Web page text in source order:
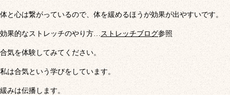
体と心は繋がっているので、体を緩めるほうが効果が出やすいです。
効果的なストレッチのやり方…ストレッチブログ参照
合気を体験してみてください。
私は合気という学びをしています。
緩みは伝播します。